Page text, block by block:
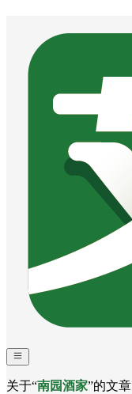
关于“南园酒家”的文章